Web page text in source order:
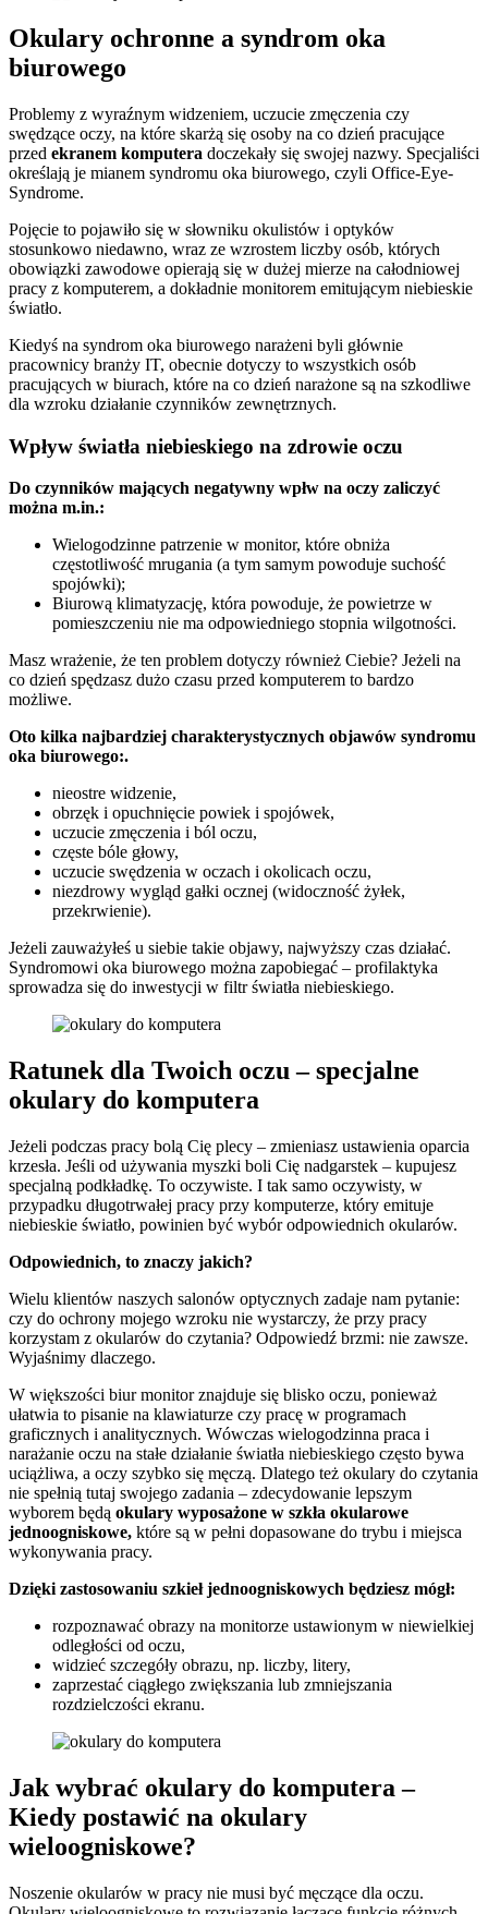
Okulary ochronne a syndrom oka
biurowego
Problemy z wyraźnym widzeniem, uczucie zmęczenia czy
swędzące oczy, na które skarżą się osoby na co dzień pracujące
przed ekranem komputera doczekały się swojej nazwy. Specjaliści
określają je mianem syndromu oka biurowego, czyli Office-Eye-
Syndrome.
Pojęcie to pojawiło się w słowniku okulistów i optyków
stosunkowo niedawno, wraz ze wzrostem liczby osób, których
obowiązki zawodowe opierają się w dużej mierze na całodniowej
pracy z komputerem, a dokładnie monitorem emitującym niebieskie
światło.
Kiedyś na syndrom oka biurowego narażeni byli głównie
pracownicy branży IT, obecnie dotyczy to wszystkich osób
pracujących w biurach, które na co dzień narażone są na szkodliwe
dla wzroku działanie czynników zewnętrznych.
Wpływ światła niebieskiego na zdrowie oczu
Do czynników mających negatywny wpłw na oczy zaliczyć
można m.in.:
Wielogodzinne patrzenie w monitor, które obniża
częstotliwość mrugania (a tym samym powoduje suchość
spojówki);
Biurową klimatyzację, która powoduje, że powietrze w
pomieszczeniu nie ma odpowiedniego stopnia wilgotności.
Masz wrażenie, że ten problem dotyczy również Ciebie? Jeżeli na
co dzień spędzasz dużo czasu przed komputerem to bardzo
możliwe.
Oto kilka najbardziej charakterystycznych objawów syndromu
oka biurowego:.
nieostre widzenie,
obrzęk i opuchnięcie powiek i spojówek,
uczucie zmęczenia i ból oczu,
częste bóle głowy,
uczucie swędzenia w oczach i okolicach oczu,
niezdrowy wygląd gałki ocznej (widoczność żyłek,
przekrwienie).
Jeżeli zauważyłeś u siebie takie objawy, najwyższy czas działać.
Syndromowi oka biurowego można zapobiegać – profilaktyka
sprowadza się do inwestycji w filtr światła niebieskiego.
Ratunek dla Twoich oczu – specjalne
okulary do komputera
Jeżeli podczas pracy bolą Cię plecy – zmieniasz ustawienia oparcia
krzesła. Jeśli od używania myszki boli Cię nadgarstek – kupujesz
specjalną podkładkę. To oczywiste. I tak samo oczywisty, w
przypadku długotrwałej pracy przy komputerze, który emituje
niebieskie światło, powinien być wybór odpowiednich okularów.
Odpowiednich, to znaczy jakich?
Wielu klientów naszych salonów optycznych zadaje nam pytanie:
czy do ochrony mojego wzroku nie wystarczy, że przy pracy
korzystam z okularów do czytania? Odpowiedź brzmi: nie zawsze.
Wyjaśnimy dlaczego.
W większości biur monitor znajduje się blisko oczu, ponieważ
ułatwia to pisanie na klawiaturze czy pracę w programach
graficznych i analitycznych. Wówczas wielogodzinna praca i
narażanie oczu na stałe działanie światła niebieskiego często bywa
uciążliwa, a oczy szybko się męczą. Dlatego też okulary do czytania
nie spełnią tutaj swojego zadania – zdecydowanie lepszym
wyborem będą okulary wyposażone w szkła okularowe
jednoogniskowe, które są w pełni dopasowane do trybu i miejsca
wykonywania pracy.
Dzięki zastosowaniu szkieł jednoogniskowych będziesz mógł:
rozpoznawać obrazy na monitorze ustawionym w niewielkiej
odległości od oczu,
widzieć szczegóły obrazu, np. liczby, litery,
zaprzestać ciągłego zwiększania lub zmniejszania
rozdzielczości ekranu.
Jak wybrać okulary do komputera –
Kiedy postawić na okulary
wieloogniskowe?
Noszenie okularów w pracy nie musi być męczące dla oczu.